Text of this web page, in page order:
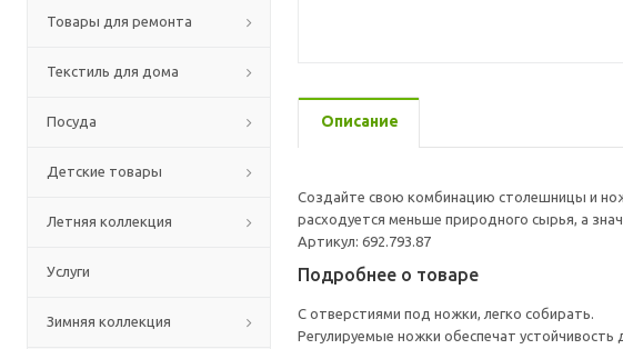
Товары для ремонта
Текстиль для дома
Посуда
Детские товары
Летняя коллекция
Услуги
Зимняя коллекция
Описание
Создайте свою комбинацию столешницы и
расходуется меньше природного сырья, а
Артикул: 692.793.87
Подробнее о товаре
С отверстиями под ножки, легко собирать.
Регулируемые ножки обеспечат устойчивость